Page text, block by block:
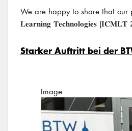
We are happy to share that our
𝐋𝐞𝐚𝐫𝐧𝐢𝐧𝐠 𝐓𝐞𝐜𝐡𝐧𝐨𝐥𝐨𝐠𝐢𝐞𝐬
Starker Auftritt bei der
Image